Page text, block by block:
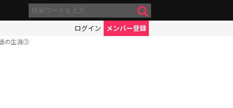
ログイン メンバー登録
の生涯③